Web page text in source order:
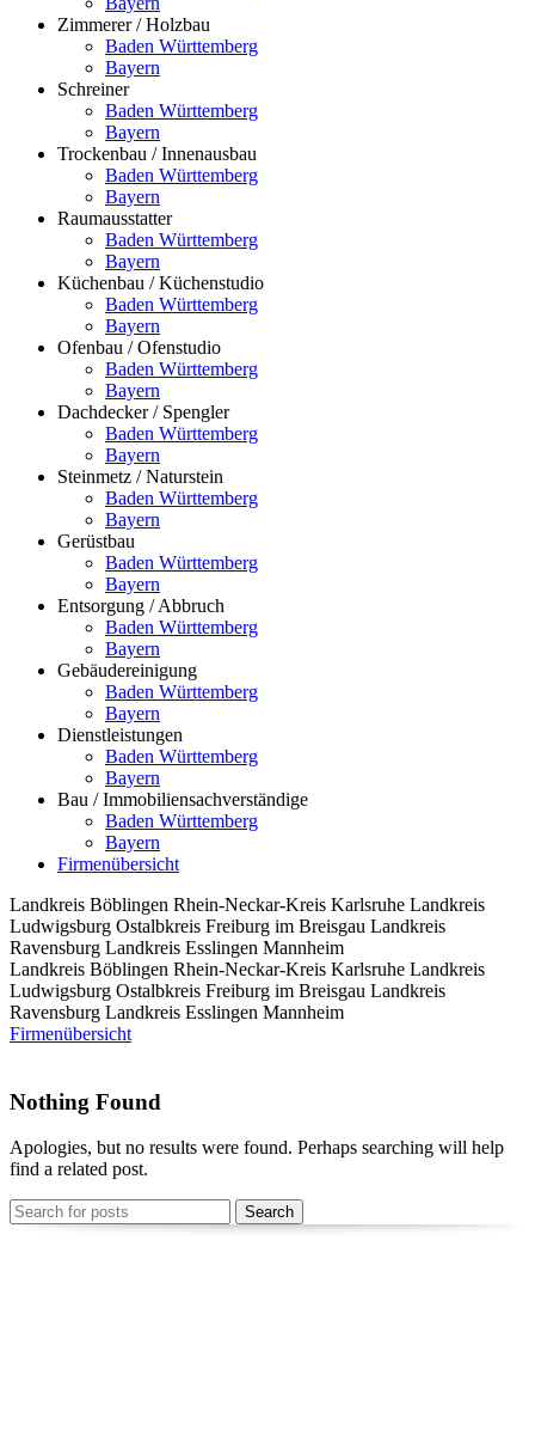
Zimmerer / Holzbau
Baden Württemberg
Bayern
Schreiner
Baden Württemberg
Bayern
Trockenbau / Innenausbau
Baden Württemberg
Bayern
Raumausstatter
Baden Württemberg
Bayern
Küchenbau / Küchenstudio
Baden Württemberg
Bayern
Ofenbau / Ofenstudio
Baden Württemberg
Bayern
Dachdecker / Spengler
Baden Württemberg
Bayern
Steinmetz / Naturstein
Baden Württemberg
Bayern
Gerüstbau
Baden Württemberg
Bayern
Entsorgung / Abbruch
Baden Württemberg
Bayern
Gebäudereinigung
Baden Württemberg
Bayern
Dienstleistungen
Baden Württemberg
Bayern
Bau / Immobiliensachverständige
Baden Württemberg
Bayern
Firmenübersicht
Landkreis Böblingen Rhein-Neckar-Kreis Karlsruhe Landkreis
Ludwigsburg Ostalbkreis Freiburg im Breisgau Landkreis
Ravensburg Landkreis Esslingen Mannheim
Landkreis Böblingen Rhein-Neckar-Kreis Karlsruhe Landkreis
Ludwigsburg Ostalbkreis Freiburg im Breisgau Landkreis
Ravensburg Landkreis Esslingen Mannheim
Firmenübersicht
Nothing Found
Apologies, but no results were found. Perhaps searching will help
find a related post.
Search